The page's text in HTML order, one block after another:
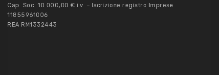
Cap. Soc. 10.000,00 € i.v. – Iscrizione registro Imprese
11855961006
REA RM1332443